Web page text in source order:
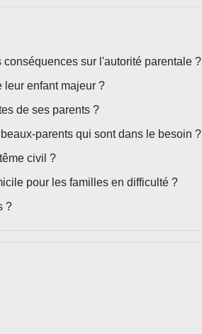
sur l'autorité parentale ?
leur enfant majeur ?
de ses parents ?
parents qui sont dans le besoin ?
civil ?
pour les familles en difficulté ?
?